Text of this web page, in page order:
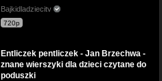
Bajkidladziecitv
720p
Entliczek pentliczek - Jan Brzechwa -
znane wierszyki dla dzieci czytane do
poduszki